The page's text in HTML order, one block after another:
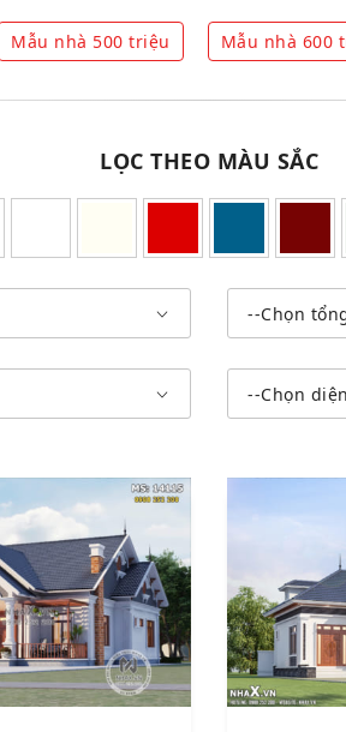
Mẫu nhà 500 triệu Mẫu nhà 600
LỌC THEO MÀU SẮC
--Chọn
--Chọn